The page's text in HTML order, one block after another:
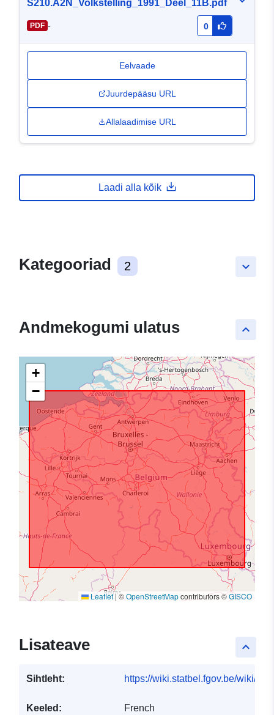
S210.A2N_Volkstelling_1991_Deel_11B.pdf
PDF - 0
Eelvaade
Juurdepääsu URL
Allalaadimise URL
Laadi alla kõik
keyboard_arrow_down
Kategooriad 2
keyboard_arrow_up
Andmekogumi ulatus
+
−
Leaflet|©OpenStreetMapcontributors ©GISCO
keyboard_arrow_up
Lisateave
Sihtleht: https://wiki.statbel.fgov.be/wiki/
Keeled:
French